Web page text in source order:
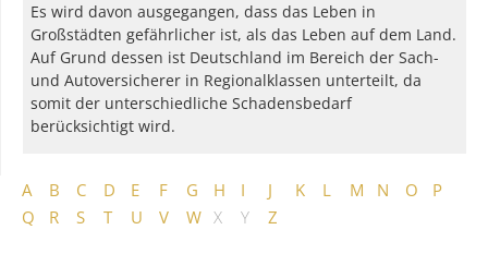
A B C D E F G H I J K L M N O
P
Q
R S T U V W X Y Z
Es wird davon ausgegangen, dass das Leben in
Großstädten gefährlicher ist, als das Leben auf dem Land.
Auf Grund dessen ist Deutschland im Bereich der Sach-
und Autoversicherer in Regionalklassen unterteilt, da
somit der unterschiedliche Schadensbedarf
berücksichtigt wird.